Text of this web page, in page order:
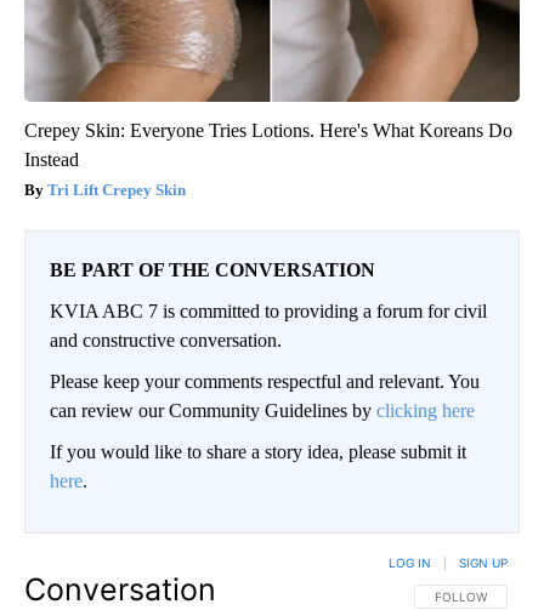
Crepey Skin: Everyone Tries Lotions. Here's What Koreans Do
Instead
Tri Lift Crepey Skin
BE PART OF THE CONVERSATION
KVIA ABC 7 is committed to providing a forum for civil
and constructive conversation.
Please keep your comments respectful and relevant. You
can review our Community Guidelines by clicking here
If you would like to share a story idea, please submit it
here.
Conversation FOLLOW THIS
FOLLOW
LOG IN SIGN UP